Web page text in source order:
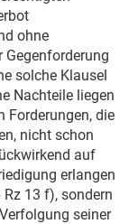
ohne
Gegenforderung
solche Klausel
Nachteile liegen
Forderungen, die
nicht schon
auf
erlangen
Rz 13 f), sondern
seiner